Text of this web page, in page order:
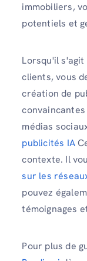
immobiliers,
potentiels et
Lorsqu'il
clients, vous
création de
médias
publicités IA
contexte. Il
sur les
pouvez
témoignages
Pour plus de